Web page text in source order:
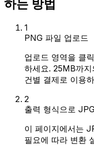
하는 방법
1
PNG 파일 업로드
업로드 영역을 클
하세요. 25MB까
건별 결제로 이용
2
출력 형식으로
이 페이지에서는
필요에 따라 변환